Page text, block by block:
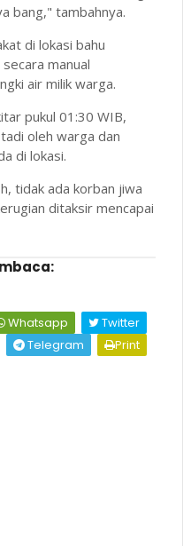
bang," tambahnya.
di lokasi bahu
manual
air milik warga.
pukul 01:30 WIB,
oleh warga dan
di lokasi.
tidak ada korban jiwa
ditaksir mencapai
Whatsapp
Twitter
Telegram
Print